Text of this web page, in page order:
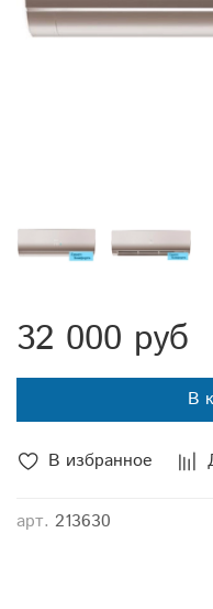
В избранное
арт. 213630
32 000 руб
В